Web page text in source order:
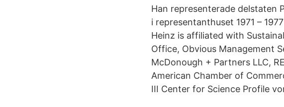
Han representerade delstaten
i representanthuset 1971 –
Heinz is affiliated with
Office, Obvious Management
McDonough + Partners LLC,
American Chamber of
III Center for Science Profile